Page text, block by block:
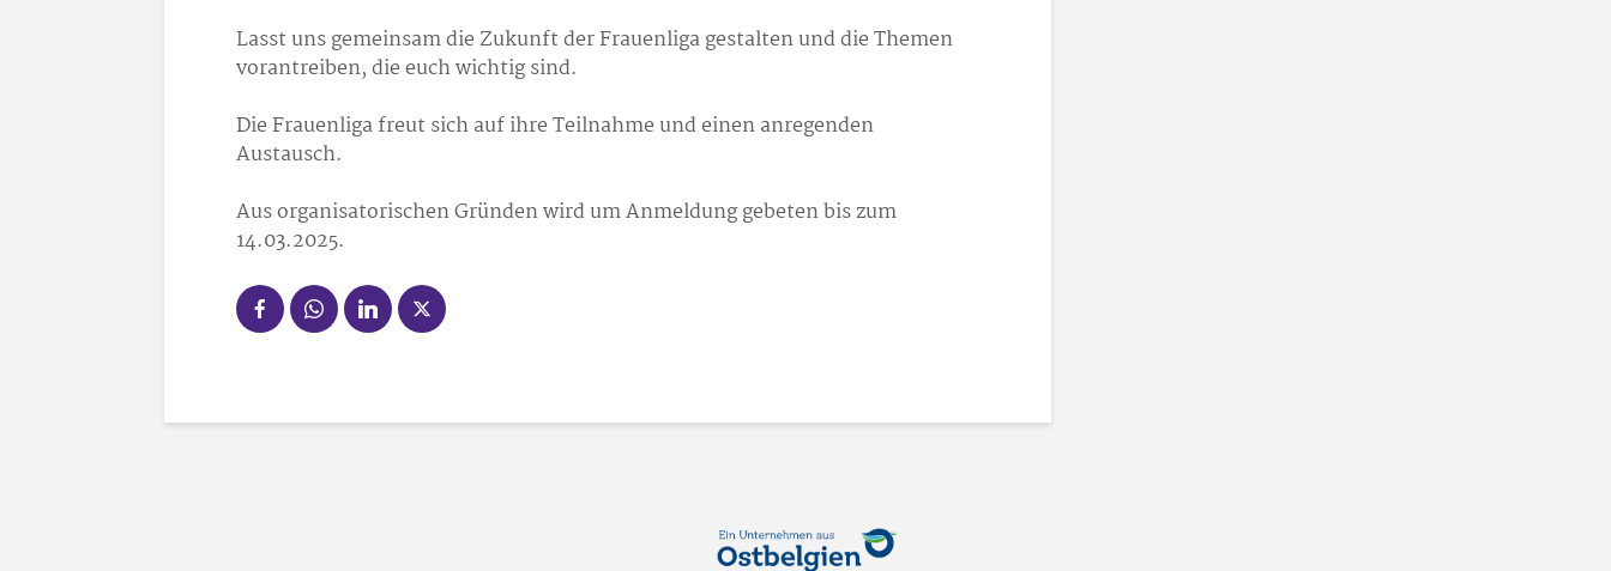
Lasst uns gemeinsam die Zukunft der Frauenliga gestalten und die Themen
vorantreiben, die euch wichtig sind.
Die Frauenliga freut sich auf ihre Teilnahme und einen anregenden
Austausch.
Aus organisatorischen Gründen wird um Anmeldung gebeten bis zum
14.03.2025.